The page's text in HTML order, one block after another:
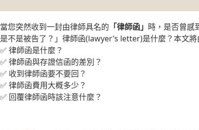
當您突然收到一封由律師具名的 「律師函」 時，是否曾感
是不是被告了？」律師函(lawyer’s letter)是什麼？本文將
✅ 律師函是什麼？
✅ 律師函與存證信函的差別？
✅ 收到律師函要不要回？
✅ 律師函費用大概多少？
✅ 回覆律師函時該注意什麼？